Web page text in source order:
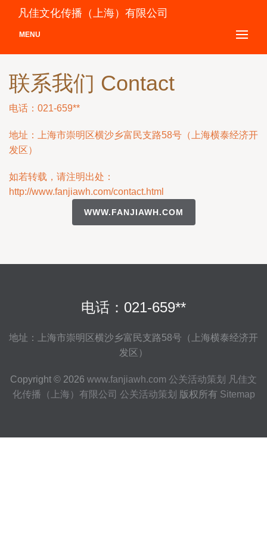
凡佳文化传播（上海）有限公司
MENU
联系我们 Contact
电话：021-659**
地址：上海市崇明区横沙乡富民支路58号（上海横泰经济开
发区）
如若转载，请注明出处：
http://www.fanjiawh.com/contact.html
WWW.FANJIAWH.COM
电话：021-659**
地址：上海市崇明区横沙乡富民支路58号（上海横泰经济开
发区）
Copyright © 2026 www.fanjiawh.com 公关活动策划
凡佳文
化传播（上海）有限公司 公关活动策划 版权所有 Sitemap